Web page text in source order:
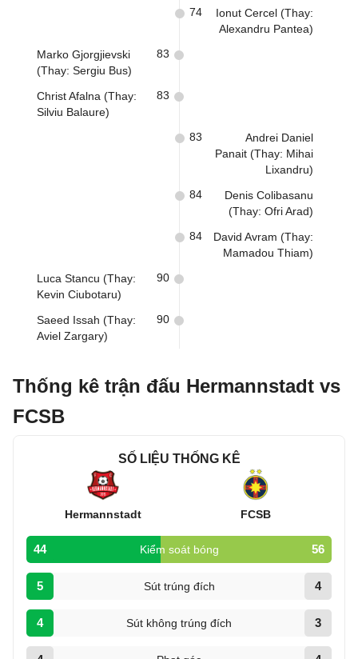
Ionut Cercel (Thay:
Alexandru Pantea)
74
Marko Gjorgjievski
(Thay: Sergiu Bus)
83
Christ Afalna (Thay:
Silviu Balaure)
83
Andrei Daniel
Panait (Thay: Mihai
Lixandru)
83
Denis Colibasanu
(Thay: Ofri Arad)
84
David Avram (Thay:
Mamadou Thiam)
84
Luca Stancu (Thay:
Kevin Ciubotaru)
90
Saeed Issah (Thay:
Aviel Zargary)
90
Thống kê trận đấu Hermannstadt vs
FCSB
SỐ LIỆU THỐNG KÊ
Hermannstadt FCSB
44 Kiểm soát bóng 56
5 Sút trúng đích 4
4 Sút không trúng đích 3